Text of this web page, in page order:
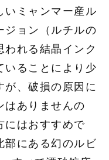
いミャンマー産ル
ジョン（ルチルの
れる結晶インク
いることにより少
が、破損の原因に
はありませんの
にはおすすめで
部にある幻のルビ